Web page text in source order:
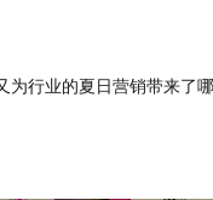
为行业的夏日营销带来了